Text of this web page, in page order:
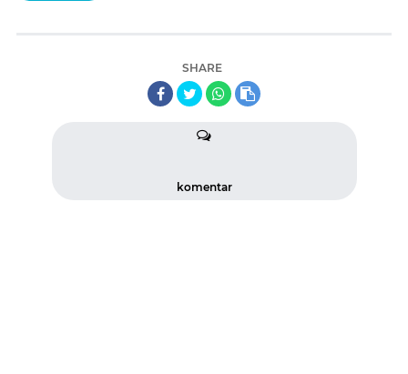
SHARE
komentar